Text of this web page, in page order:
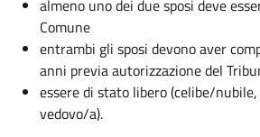
almeno uno dei due sposi deve
Comune
entrambi gli sposi devono aver
anni previa autorizzazione del
essere di stato libero (celibe/
vedovo/a).